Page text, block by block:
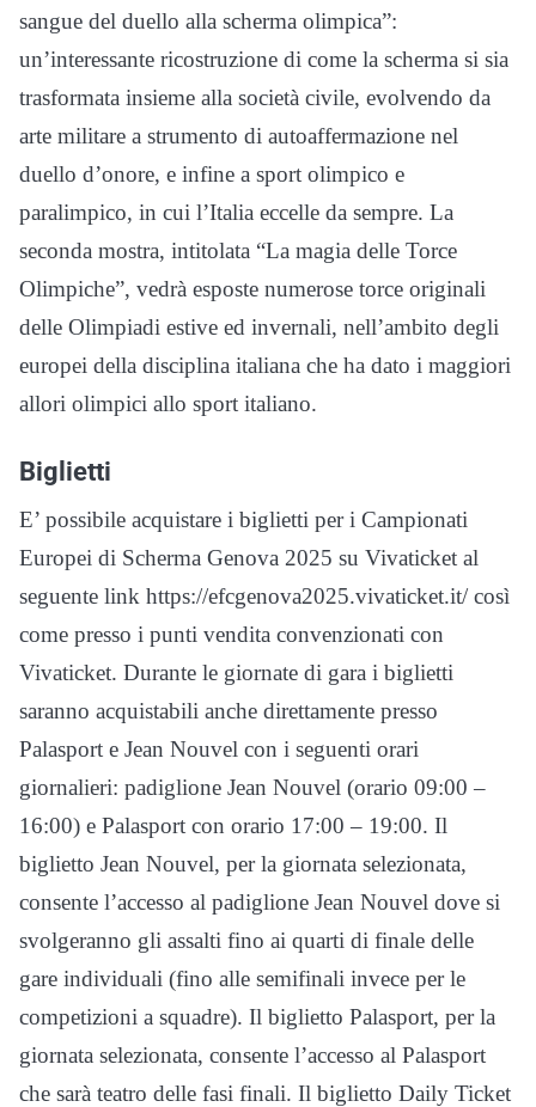
sangue del duello alla scherma olimpica”:
un’interessante ricostruzione di come la scherma si sia
trasformata insieme alla società civile, evolvendo da
arte militare a strumento di autoaffermazione nel
duello d’onore, e infine a sport olimpico e
paralimpico, in cui l’Italia eccelle da sempre. La
seconda mostra, intitolata “La magia delle Torce
Olimpiche”, vedrà esposte numerose torce originali
delle Olimpiadi estive ed invernali, nell’ambito degli
europei della disciplina italiana che ha dato i maggiori
allori olimpici allo sport italiano.
Biglietti
E’ possibile acquistare i biglietti per i Campionati
Europei di Scherma Genova 2025 su Vivaticket al
seguente link https://efcgenova2025.vivaticket.it/ così
come presso i punti vendita convenzionati con
Vivaticket. Durante le giornate di gara i biglietti
saranno acquistabili anche direttamente presso
Palasport e Jean Nouvel con i seguenti orari
giornalieri: padiglione Jean Nouvel (orario 09:00 –
16:00) e Palasport con orario 17:00 – 19:00. Il
biglietto Jean Nouvel, per la giornata selezionata,
consente l’accesso al padiglione Jean Nouvel dove si
svolgeranno gli assalti fino ai quarti di finale delle
gare individuali (fino alle semifinali invece per le
competizioni a squadre). Il biglietto Palasport, per la
giornata selezionata, consente l’accesso al Palasport
che sarà teatro delle fasi finali. Il biglietto Daily Ticket